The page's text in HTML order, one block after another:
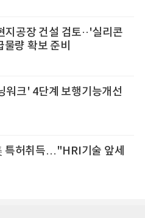
공장 건설 검토··'실리콘
량 확보 준비
워크' 4단계 보행기능개선
특허취득…"HRI기술 앞세